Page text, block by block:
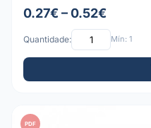
0.27€ – 0.52€
Quantidade: Mín: 1
PDF